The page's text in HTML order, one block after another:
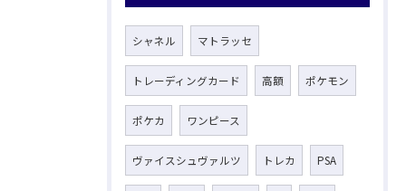
シャネル マトラッセ
トレーディングカード 高額 ポケモン
ポケカ ワンピース
ヴァイスシュヴァルツ トレカ PSA